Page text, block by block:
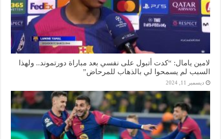
لامين يامال: “كدت أتبول على نفسي بعد مباراة دورتموند.. ولهذا
السبب لم يسمحوا لي بالذهاب للمرحاض”
ديسمبر 11, 2024